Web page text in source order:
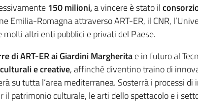
150 milioni,a vincere è stato il
Emilia-Romagna attraverso ART-ER, il CNR,
altri enti pubblici e privati del Paese.
di ART-ER ai Giardini Margheritae in futuro al
e creative, affinché diventino traino di
su tutta l’area mediterranea. Sosterrà i processi
patrimonio culturale, le arti dello spettacolo e i